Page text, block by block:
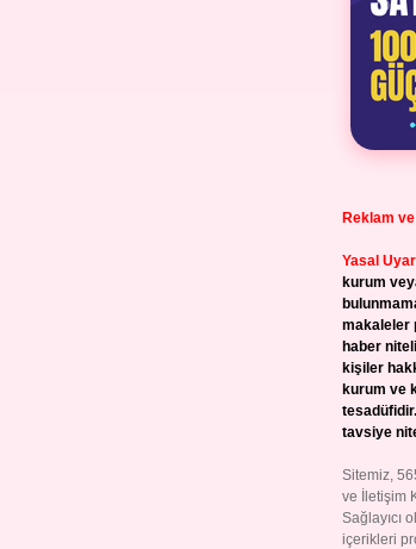
Reklam
Yasal
kurum
makaleler
haber
kişiler
kurum ve
tavsiye
Sitemiz,
ve İletişim
Sağlayıcı
içerikleri